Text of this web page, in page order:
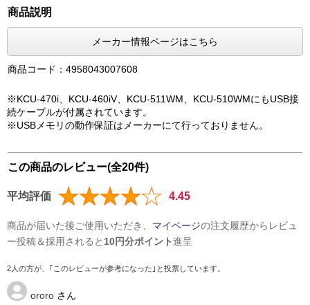
商品説明
メーカー情報ページはこちら
商品コード：4958043007608
※KCU-470i、KCU-460iV、KCU-511WM、KCU-510WMにもUSB接
続ケーブルが付属されています。
※USBメモリの動作保証はメーカーにて行っておりません。
この商品のレビュー(全20件)
平均評価 4.45
商品が届いた後ご使用いただき、 マイページの注文履歴からレビュ
ー投稿＆採用されると 10円分ポイント進呈
2人の方が、｢このレビューが参考になった｣と投票しています。
ororo さん